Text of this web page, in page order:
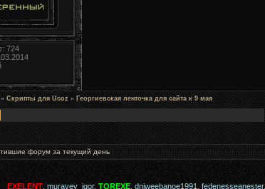
724
» Скрипты для Ucoz » Георгиевская ленточка для сайта к 9 мая
форум за текущий день
EXELENT ,muravev_igor, TOREXE, dniweebanoe1991 fedenesseanester,